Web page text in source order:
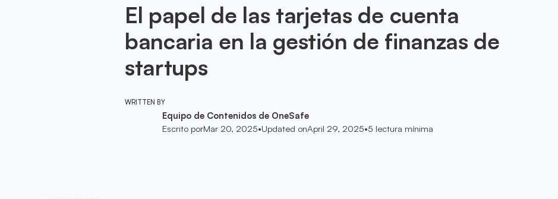
El papel de las tarjetas de cuenta
bancaria en la gestión de finanzas de
startups
WRITTEN BY
Equipo de Contenidos de OneSafe
Escrito porMar 20, 2025•Updated onApril 29, 2025•5 lectura mínima